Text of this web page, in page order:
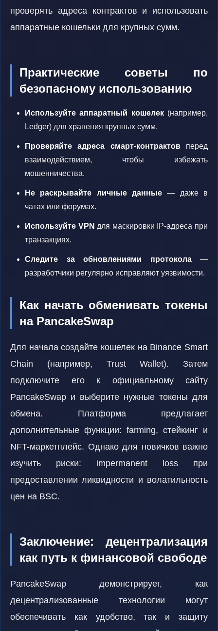
проверять адреса контрактов и использовать
аппаратные кошельки для крупных сумм.
Практические советы по
безопасному использованию
Используйте аппаратный кошелек(например,
Ledger) для хранения крупных сумм.
Проверяйте адреса смарт-контрактовперед
взаимодействием, чтобы избежать
мошенничества.
Не раскрывайте личные данные — даже в
чатах или форумах.
Используйте VPN для маскировки IP-адреса при
транзакциях.
Следите за обновлениями протокола—
разработчики регулярно исправляют уязвимости.
Как начать обменивать токены
на PancakeSwap
Для начала создайте кошелек на Binance Smart
Chain (например, Trust Wallet). Затем
подключите его к официальному сайту
PancakeSwap и выберите нужные токены для
обмена. Платформа предлагает
дополнительные функции: farming, стейкинг и
NFT-маркетплейс. Однако для новичков важно
изучить риски: impermanent loss при
предоставлении ликвидности и волатильность
цен на BSC.
Заключение: децентрализация
как путь к финансовой свободе
PancakeSwap демонстрирует, как
децентрализованные технологии могут
обеспечивать как удобство, так и защиту